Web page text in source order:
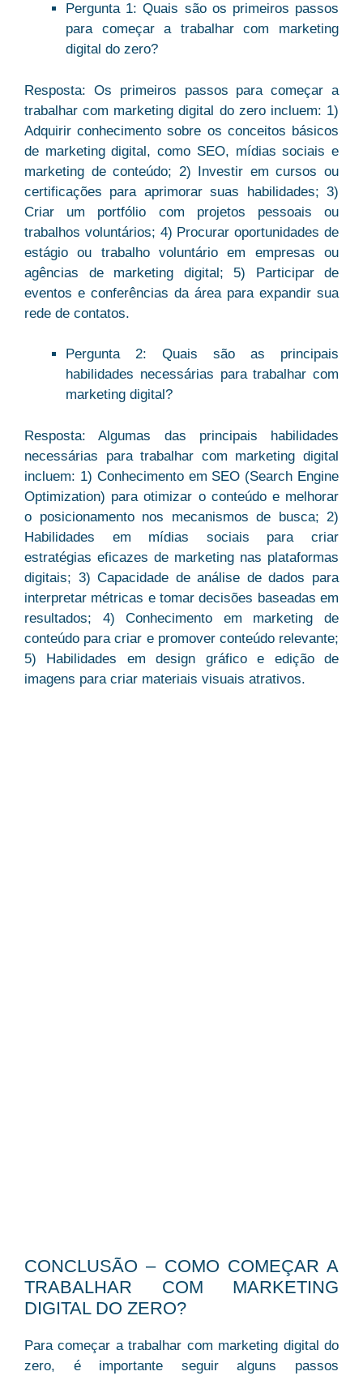
Pergunta 1: Quais são os primeiros passos
para começar a trabalhar com marketing
digital do zero?
Resposta: Os primeiros passos para começar a
trabalhar com marketing digital do zero incluem: 1)
Adquirir conhecimento sobre os conceitos básicos
de marketing digital, como SEO, mídias sociais e
marketing de conteúdo; 2) Investir em cursos ou
certificações para aprimorar suas habilidades; 3)
Criar um portfólio com projetos pessoais ou
trabalhos voluntários; 4) Procurar oportunidades de
estágio ou trabalho voluntário em empresas ou
agências de marketing digital; 5) Participar de
eventos e conferências da área para expandir sua
rede de contatos.
Pergunta 2: Quais são as principais
habilidades necessárias para trabalhar com
marketing digital?
Resposta: Algumas das principais habilidades
necessárias para trabalhar com marketing digital
incluem: 1) Conhecimento em SEO (Search Engine
Optimization) para otimizar o conteúdo e melhorar
o posicionamento nos mecanismos de busca; 2)
Habilidades em mídias sociais para criar
estratégias eficazes de marketing nas plataformas
digitais; 3) Capacidade de análise de dados para
interpretar métricas e tomar decisões baseadas em
resultados; 4) Conhecimento em marketing de
conteúdo para criar e promover conteúdo relevante;
5) Habilidades em design gráfico e edição de
imagens para criar materiais visuais atrativos.
CONCLUSÃO – COMO COMEÇAR A
TRABALHAR COM MARKETING
DIGITAL DO ZERO?
Para começar atrabalhar com marketing digital do
zero, é importante seguir alguns passos